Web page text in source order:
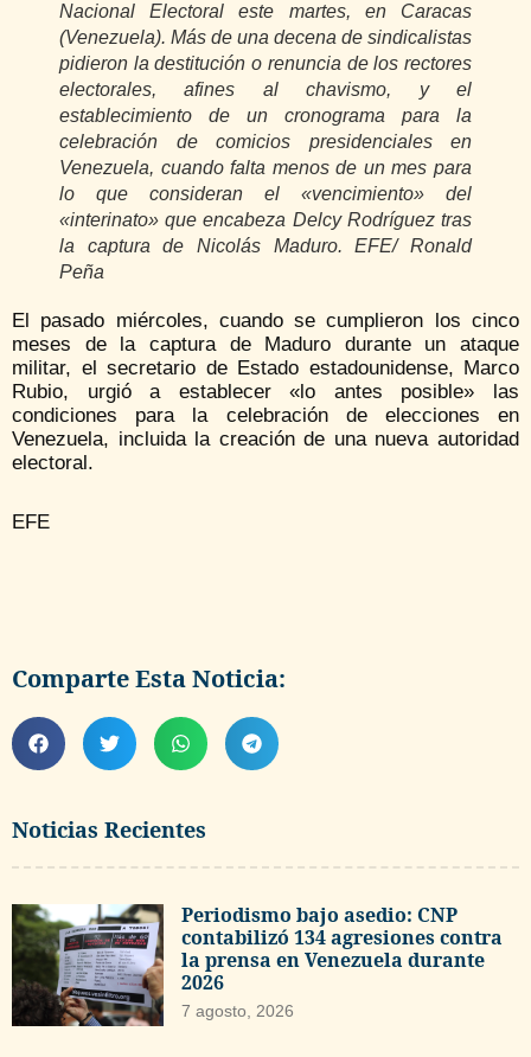
Noticias Recientes
Periodismo bajo asedio: CNP
contabilizó 134 agresiones contra
la prensa en Venezuela durante
2026
7 agosto, 2026
Nacional Electoral este martes, en Caracas
(Venezuela). Más de una decena de sindicalistas
pidieron la destitución o renuncia de los rectores
electorales, afines al chavismo, y el
establecimiento de un cronograma para la
celebración de comicios presidenciales en
Venezuela, cuando falta menos de un mes para
lo que consideran el «vencimiento» del
«interinato» que encabeza Delcy Rodríguez tras
la captura de Nicolás Maduro. EFE/ Ronald
Peña
El pasado miércoles, cuando se cumplieron los cinco
meses de la captura de Maduro durante un ataque
militar, el secretario de Estado estadounidense, Marco
Rubio, urgió a establecer «lo antes posible» las
condiciones para la celebración de elecciones en
Venezuela, incluida la creación de una nueva autoridad
electoral.
EFE
Comparte Esta Noticia: